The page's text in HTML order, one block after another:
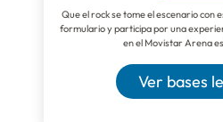
Que el rock se tome el escenario con
formulario y participa por una
en el Movistar Arena
Ver bases